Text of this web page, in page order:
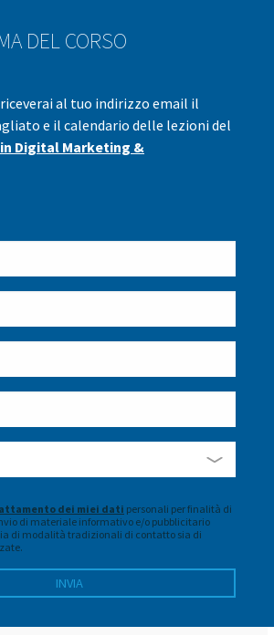
DEL CORSO
al tuo indirizzo email il
e il calendario delle lezioni del
Digital Marketing &
dei miei dati personali per finalità di
di materiale informativo e/o pubblicitario
di modalità tradizionali di contatto sia di